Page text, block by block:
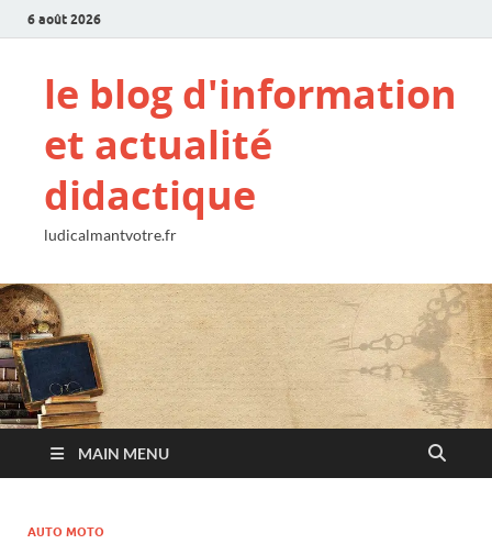
6 août 2026
le blog d'information
et actualité
didactique
ludicalmantvotre.fr
MAIN MENU
AUTO MOTO